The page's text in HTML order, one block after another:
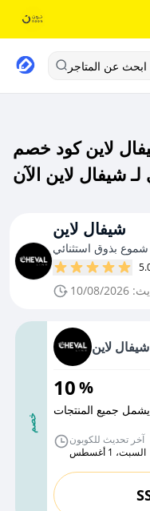
ابحث عن المتاجر
لاين كود خصم
شيفال لاين
شموع بذوق استثنائي
2026
خصم
لاين
10%
يشمل جميع المنتجات
آخر تحديث للكوبون
السبت، 1 أغسطس